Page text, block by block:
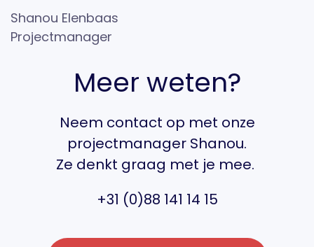
Shanou Elenbaas
Projectmanager
Meer weten?
Neem contact op met onze
projectmanager Shanou.
Ze denkt graag met je mee.
+31 (0)88 141 14 15